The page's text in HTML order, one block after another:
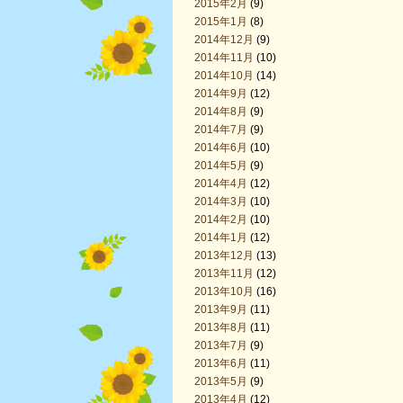
2015年2月 (9)
2015年1月 (8)
2014年12月 (9)
2014年11月 (10)
2014年10月 (14)
2014年9月 (12)
2014年8月 (9)
2014年7月 (9)
2014年6月 (10)
2014年5月 (9)
2014年4月 (12)
2014年3月 (10)
2014年2月 (10)
2014年1月 (12)
2013年12月 (13)
2013年11月 (12)
2013年10月 (16)
2013年9月 (11)
2013年8月 (11)
2013年7月 (9)
2013年6月 (11)
2013年5月 (9)
2013年4月 (12)